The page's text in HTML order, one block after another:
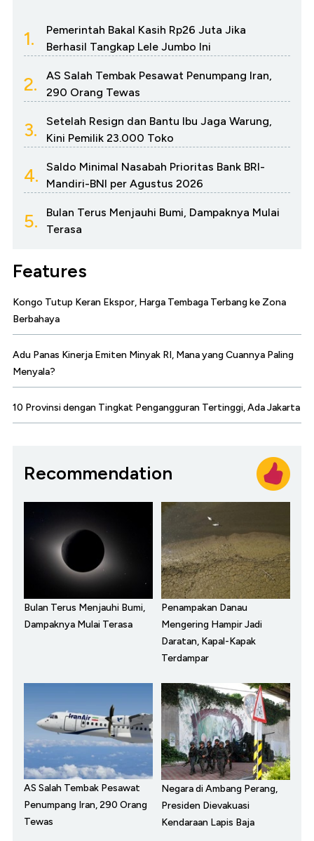
1.
Pemerintah Bakal Kasih Rp26 Juta Jika
Berhasil Tangkap Lele Jumbo Ini
2.
AS Salah Tembak Pesawat Penumpang Iran,
290 Orang Tewas
3.
Setelah Resign dan Bantu Ibu Jaga Warung,
Kini Pemilik 23.000 Toko
4.
Saldo Minimal Nasabah Prioritas Bank BRI-
Mandiri-BNI per Agustus 2026
5.
Bulan Terus Menjauhi Bumi, Dampaknya Mulai
Terasa
Features
Kongo Tutup Keran Ekspor, Harga Tembaga Terbang ke Zona
Berbahaya
Adu Panas Kinerja Emiten Minyak RI, Mana yang Cuannya Paling
Menyala?
10 Provinsi dengan Tingkat Pengangguran Tertinggi, Ada Jakarta
Recommendation
Bulan Terus Menjauhi Bumi,
Dampaknya Mulai Terasa
Penampakan Danau
Mengering Hampir Jadi
Daratan, Kapal-Kapak
Terdampar
AS Salah Tembak Pesawat
Penumpang Iran, 290 Orang
Tewas
Negara di Ambang Perang,
Presiden Dievakuasi
Kendaraan Lapis Baja